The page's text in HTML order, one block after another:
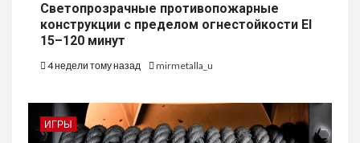
Светопрозрачные противопожарные
конструкции с пределом огнестойкости EI
15–120 минут
4 недели тому назад mirmetalla_u
ИГРЫ